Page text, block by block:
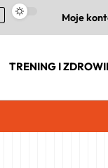
Moje
TRENING I